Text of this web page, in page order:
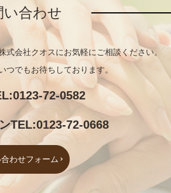
い合わせ
会社クオスにお気軽にご相談ください。
つでもお待ちしております。
0123-72-0582
TEL:0123-72-0668
わせフォーム